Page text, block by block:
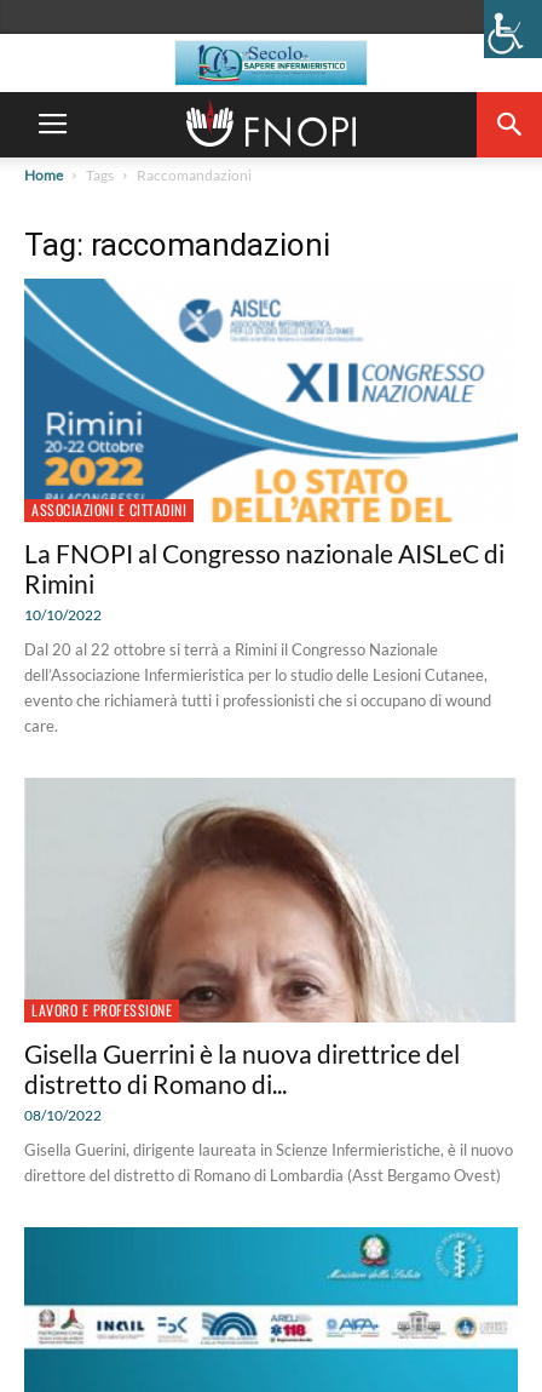
Home Tags Raccomandazioni
Tag: raccomandazioni
ASSOCIAZIONI E CITTADINI
La FNOPI al Congresso nazionale AISLeC di
Rimini
10/10/2022
Dal 20 al 22 ottobre si terrà a Rimini il Congresso Nazionale
dell’Associazione Infermieristica per lo studio delle Lesioni Cutanee,
evento che richiamerà tutti i professionisti che si occupano di wound
care.
LAVORO E PROFESSIONE
Gisella Guerrini è la nuova direttrice del
distretto di Romano di...
08/10/2022
Gisella Guerini, dirigente laureata in Scienze Infermieristiche, è il nuovo
direttore del distretto di Romano di Lombardia (Asst Bergamo Ovest)